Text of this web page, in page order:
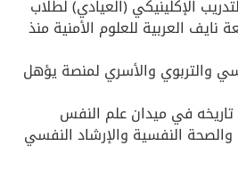
الإكلينيكي (العيادي) لطلاب
نايف العربية للعلوم الأمنية منذ
والتربوي والأسري لمنصة يؤهل
1994 وحتى تاريخه في ميدان علم النفس
النفسية والإرشاد النفسي